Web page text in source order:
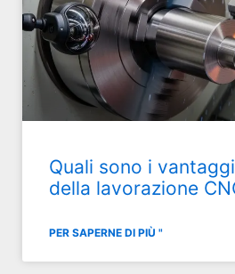
Quali sono i
della lavorazione
PER SAPERNE DI PIÙ "